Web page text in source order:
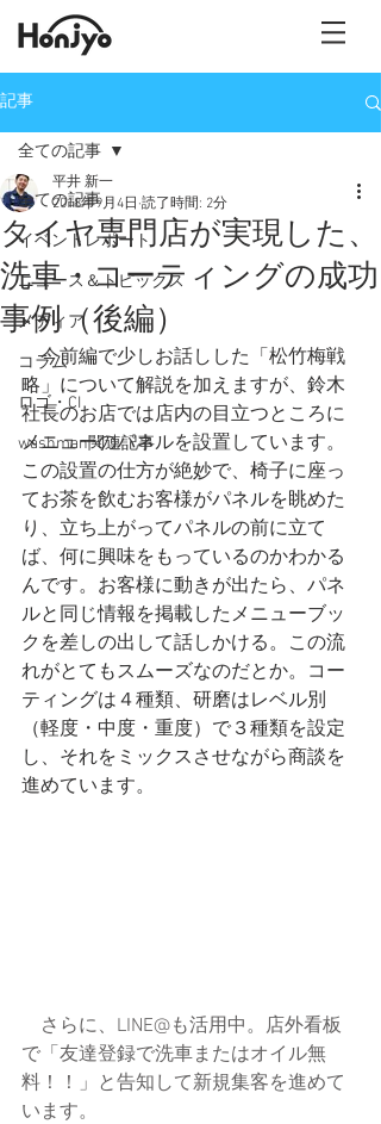
記事
全ての記事
イベントレポート
ニュース＆トピックス
メディア
コラム
ロゴ・CI
washman関連記事
全ての記事
タイヤ専門店が実現した、
洗車・コーティングの成功
事例（後編）
平井 新一
2018年9月4日 読了時間: 2分
今前編で少しお話しした「松竹梅戦
略」について解説を加えますが、鈴木
社長のお店では店内の目立つところに
メニューのパネルを設置しています。
この設置の仕方が絶妙で、椅子に座っ
てお茶を飲むお客様がパネルを眺めた
り、立ち上がってパネルの前に立て
ば、何に興味をもっているのかわかる
んです。お客様に動きが出たら、パネ
ルと同じ情報を掲載したメニューブッ
クを差しの出して話しかける。この流
れがとてもスムーズなのだとか。コー
ティングは４種類、研磨はレベル別
（軽度・中度・重度）で３種類を設定
し、それをミックスさせながら商談を
進めています。
さらに、LINE@も活用中。店外看板
で「友達登録で洗車またはオイル無
料！！」と告知して新規集客を進めて
います。